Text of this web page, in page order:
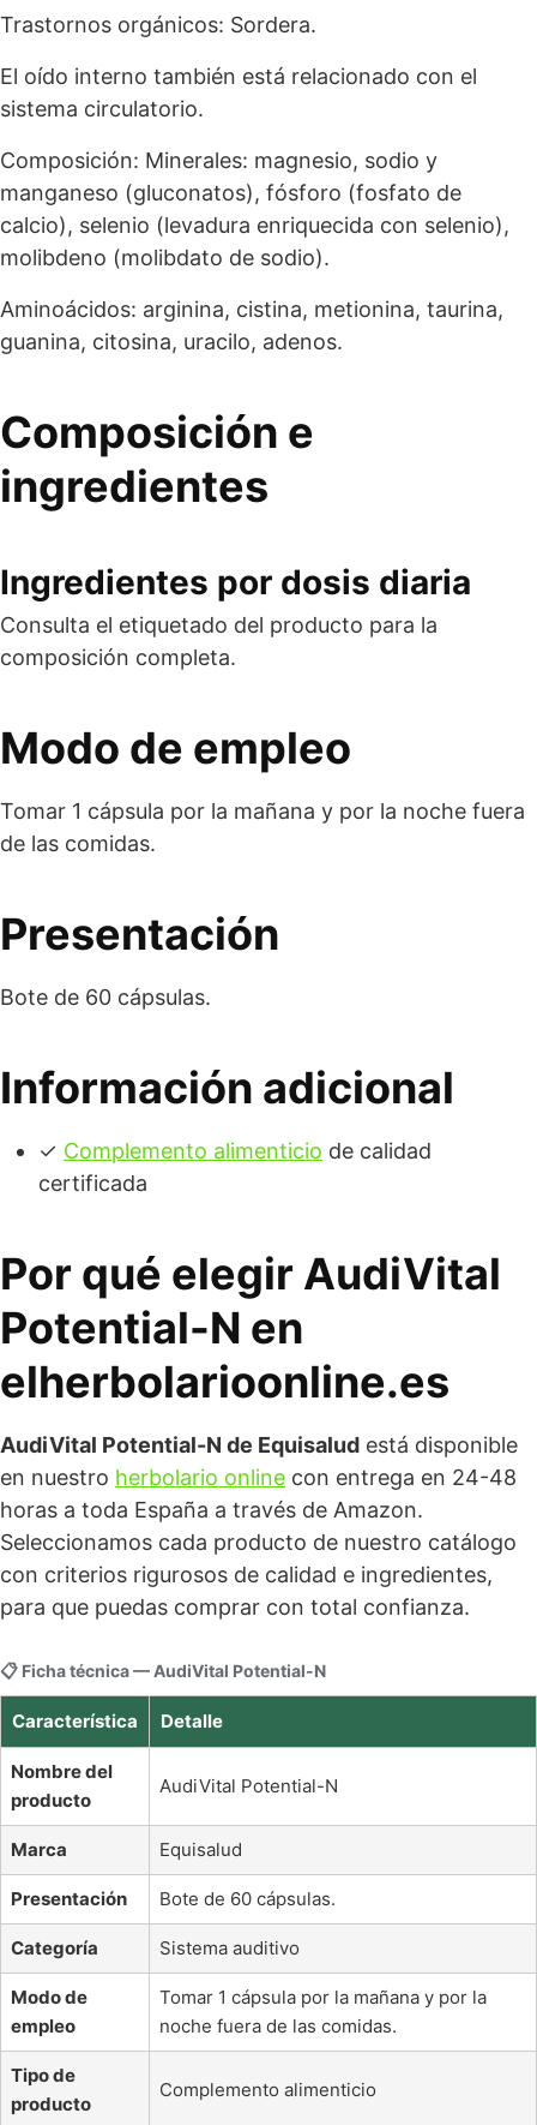
Trastornos orgánicos: Sordera.
El oído interno también está relacionado con el
sistema circulatorio.
Composición: Minerales: magnesio, sodio y
manganeso (gluconatos), fósforo (fosfato de
calcio), selenio (levadura enriquecida con selenio),
molibdeno (molibdato de sodio).
Aminoácidos: arginina, cistina, metionina, taurina,
guanina, citosina, uracilo, adenos.
Composición e
ingredientes
Ingredientes por dosis diaria
Consulta el etiquetado del producto para la
composición completa.
Modo de empleo
Tomar 1 cápsula por la mañana y por la noche fuera
de las comidas.
Presentación
Bote de 60 cápsulas.
Información adicional
✓ Complemento alimenticio de calidad
certificada
Por qué elegir AudiVital
Potential-N en
elherbolarioonline.es
AudiVital Potential-N de Equisalud está disponible
en nuestro herbolario online con entrega en 24-48
horas a toda España a través de Amazon.
Seleccionamos cada producto de nuestro catálogo
con criterios rigurosos de calidad e ingredientes,
para que puedas comprar con total confianza.
📋 Ficha técnica — AudiVital Potential-N
Característica Detalle
Nombre del
producto
AudiVital Potential-N
Marca Equisalud
Presentación Bote de 60 cápsulas.
Categoría Sistema auditivo
Modo de
empleo
Tomar 1 cápsula por la mañana y por la
noche fuera de las comidas.
Tipo de
producto
Complemento alimenticio